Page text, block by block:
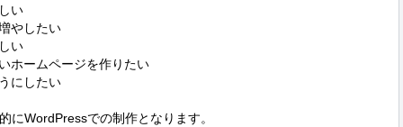
い
やしたい
い
ホームページを作りたい
にしたい
WordPressでの制作となります。